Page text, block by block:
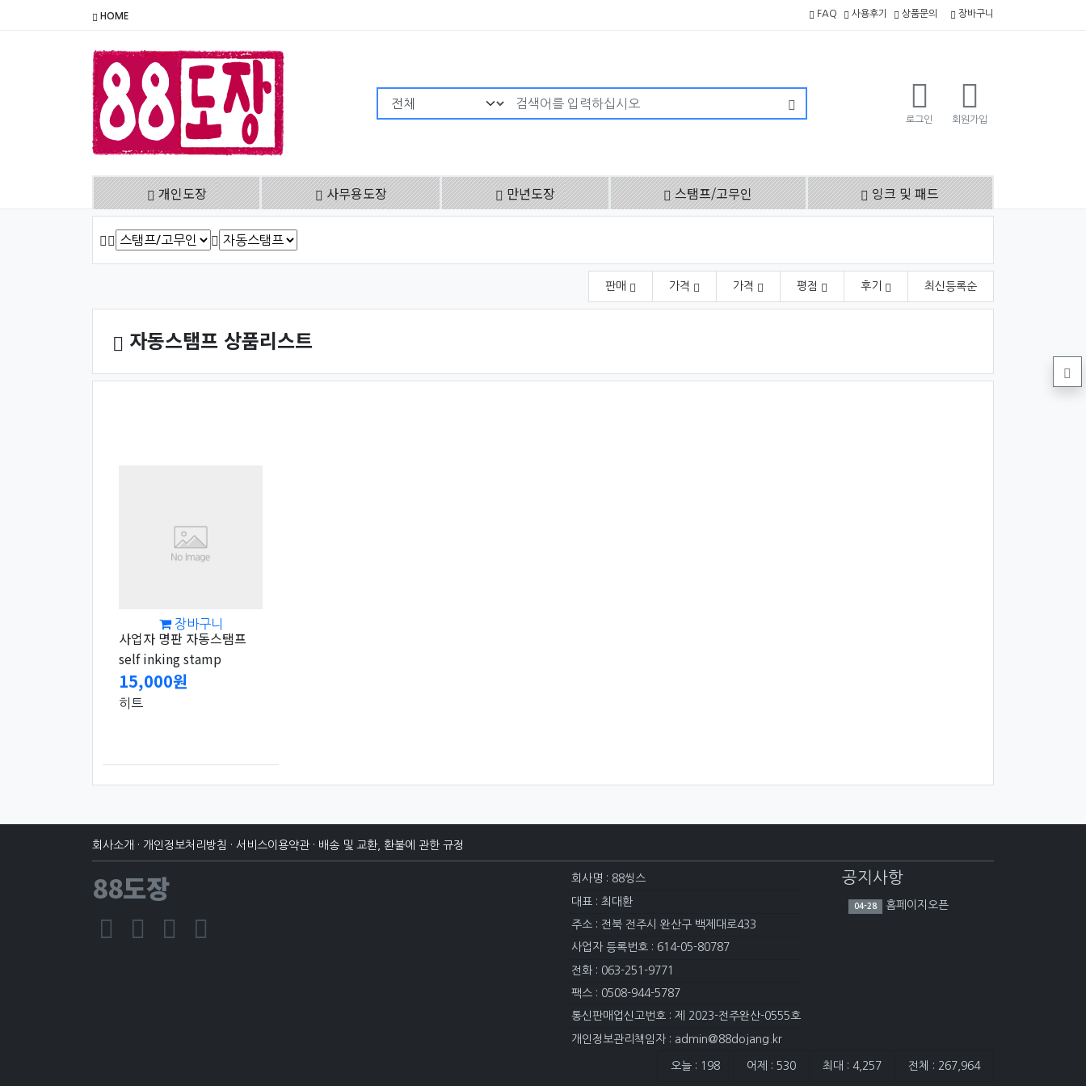
HOME FAQ 사용후기 상품문의 장바구니
검색어 필수
로그인 회원가입
개인도장 사무용도장 만년도장 스탬프/고무인 잉크 및 패드
HOME
판매 가격 가격 평점 후기 최신등록순
자동스탬프 상품리스트
장바구니
사업자 명판 자동스탬프
self inking stamp
15,000원
히트
회사소개 · 개인정보처리방침 · 서비스이용약관 · 배송 및 교환, 환불에 관한 규정
88도장 회사명 : 88씽스
대표 : 최대환
주소 : 전북 전주시 완산구 백제대로433
사업자 등록번호 : 614-05-80787
전화 : 063-251-9771
팩스 : 0508-944-5787
통신판매업신고번호 : 제 2023-전주완산-0555호
개인정보관리책임자 : admin@88dojang.kr
공지사항
04-28 홈페이지오픈
접속자집계
오늘 : 198 어제 : 530 최대 : 4,257 전체 : 267,964